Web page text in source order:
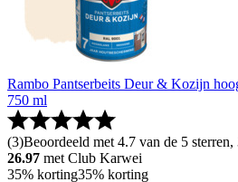
Rambo Pantserbeits Deur & Kozijn
750 ml
(3)Beoordeeld met 4.7 van de 5
26.97 met Club Karwei
35% korting35% korting